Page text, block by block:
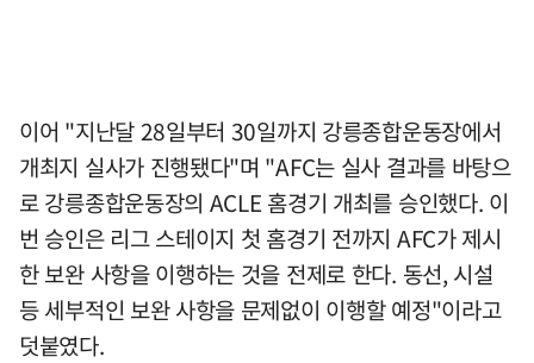
이어 "지난달 28일부터 30일까지 강릉종합운동장에서
개최지 실사가 진행됐다"며 "AFC는 실사 결과를 바탕으
로 강릉종합운동장의 ACLE 홈경기 개최를 승인했다. 이
번 승인은 리그 스테이지 첫 홈경기 전까지 AFC가 제시
한 보완 사항을 이행하는 것을 전제로 한다. 동선, 시설
등 세부적인 보완 사항을 문제없이 이행할 예정"이라고
덧붙였다.